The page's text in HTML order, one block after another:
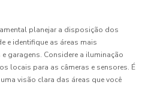
planejar a disposição dos
e identifique as áreas mais
garagens. Considere a iluminação
locais para as câmeras e sensores. É
visão clara das áreas que você